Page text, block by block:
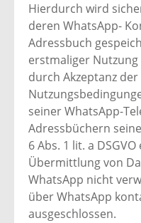
Hierdurch wird
deren WhatsApp-
Adressbuch
erstmaliger
durch Akzeptanz
seiner WhatsApp-
Adressbüchern
6 Abs. 1 lit. a
Übermittlung von
WhatsApp nicht
über WhatsApp
ausgeschlossen.